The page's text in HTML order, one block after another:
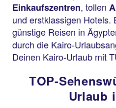
Einkaufszentren, tollen
und erstklassigen Hotels.
günstige Reisen in
durch die Kairo-
Deinen Kairo-Urlaub mit
TOP-
Urlaub